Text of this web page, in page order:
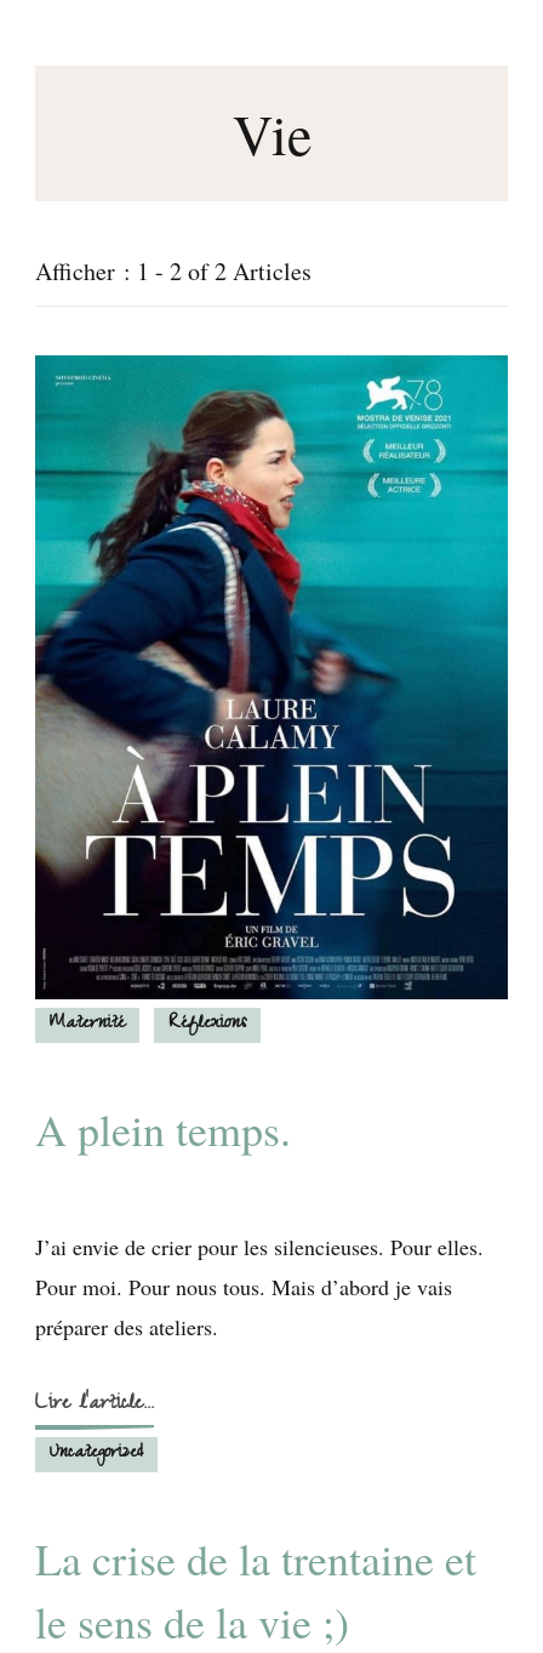
Vie
Afficher : 1 - 2 of 2 Articles
Maternité Réflexions
A plein temps.
J’ai envie de crier pour les silencieuses. Pour elles.
Pour moi. Pour nous tous. Mais d’abord je vais
préparer des ateliers.
Lire l'article...
Uncategorized
La crise de la trentaine et
le sens de la vie ;)